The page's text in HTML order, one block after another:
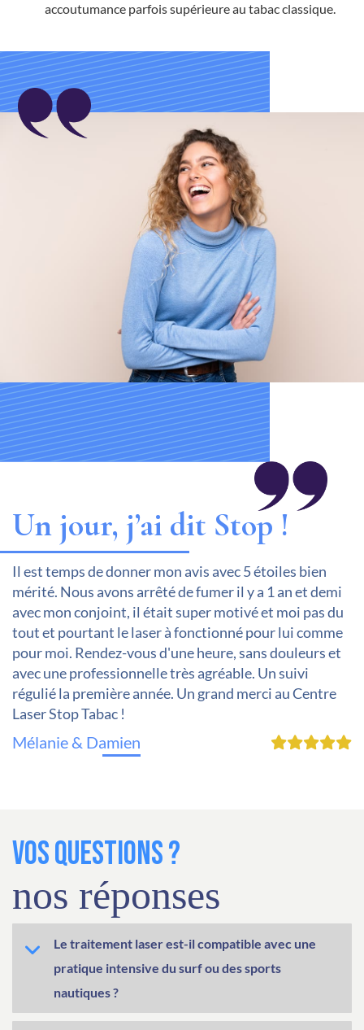
accoutumance parfois supérieure au tabac classique.
Un jour, j’ai dit Stop !
Il est temps de donner mon avis avec 5 étoiles bien
mérité. Nous avons arrêté de fumer il y a 1 an et demi
avec mon conjoint, il était super motivé et moi pas du
tout et pourtant le laser à fonctionné pour lui comme
pour moi. Rendez-vous d'une heure, sans douleurs et
avec une professionnelle très agréable. Un suivi
régulié la première année. Un grand merci au Centre
Laser Stop Tabac !
Mélanie & Damien
Un jour, j’ai dit Stop !
Avec une vraie envie d'arrêter cela reviens à un jeu
d'enfant grâce à cette méthode ! Plus de 20ans en tant
que fumeuse....et une facilité déconcertante a avoir
arrêté depuis près de 3 mois du jour au lendemain. Les
conseils sont juste, les explications données
indispensables pour bien comprendre le processus et
la méthode tellement facile.
Lindsey Martin
VOS QUESTIONS ?
nos réponses
Le traitement laser est-il compatible avec une
pratique intensive du surf ou des sports
nautiques ?